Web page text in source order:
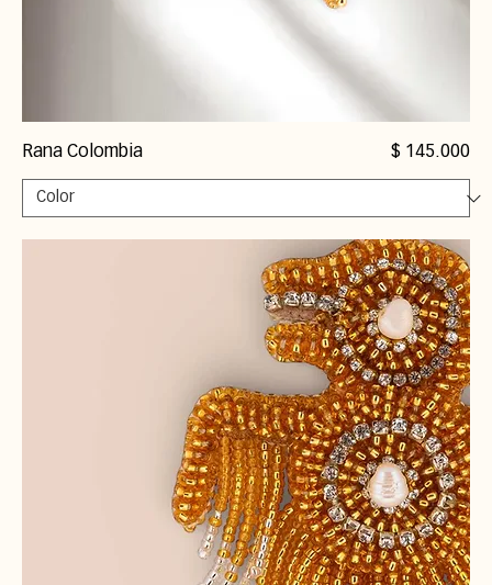
Rana Colombia Precio
$ 145.000